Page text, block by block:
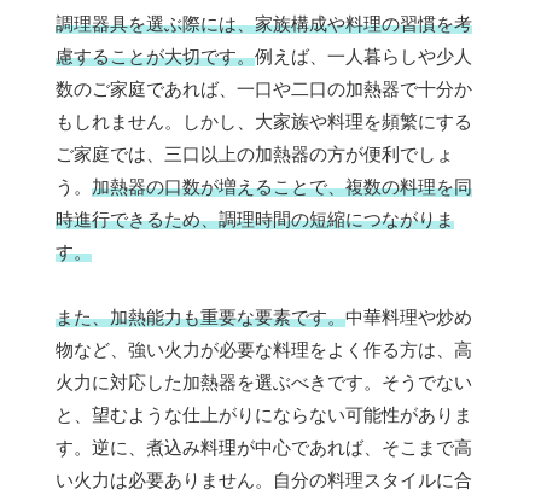
調理器具を選ぶ際には、家族構成や料理の習慣を考
慮することが大切です。例えば、一人暮らしや少人
数のご家庭であれば、一口や二口の加熱器で十分か
もしれません。しかし、大家族や料理を頻繁にする
ご家庭では、三口以上の加熱器の方が便利でしょ
う。 加熱器の口数が増えることで、複数の料理を同
時進行できるため、調理時間の短縮につながりま
す。
また、加熱能力も重要な要素です。中華料理や炒め
物など、強い火力が必要な料理をよく作る方は、高
火力に対応した加熱器を選ぶべきです。そうでない
と、望むような仕上がりにならない可能性がありま
す。逆に、煮込み料理が中心であれば、そこまで高
い火力は必要ありません。自分の料理スタイルに合